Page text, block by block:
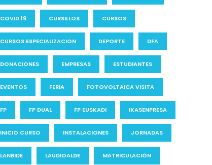
COVID 19 CURSILLOS CURSOS
CURSOS ESPECIALIZACION DEPORTE DFA
DONACIONES EMPRESAS ESTUDIANTES
EVENTOS FERIA FOTOVOLTAICA VISITA
FP FP DUAL FP EUSKADI IKASENPRESA
INICIO CURSO INSTALACIONES JORNADAS
LANBIDE LAUDIOALDE MATRICULACIÓN